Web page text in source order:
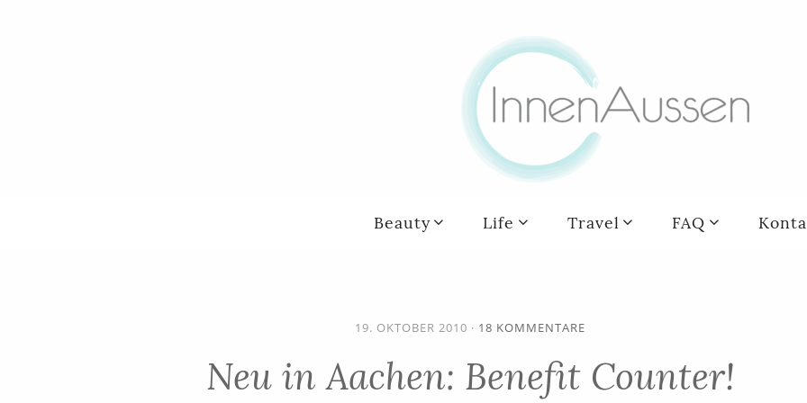
Beauty Life Travel FAQ
19. OKTOBER 2010 · 18 KOMMENTARE
Neu in Aachen: Benefit Counter!